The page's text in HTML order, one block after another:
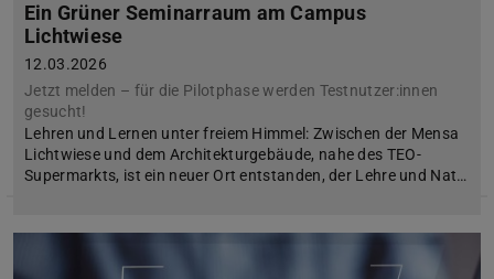
Ein Grüner Seminarraum am Campus
Lichtwiese
12.03.2026
Jetzt melden – für die Pilotphase werden Testnutzer:innen
gesucht!
Lehren und Lernen unter freiem Himmel: Zwischen der Mensa
Lichtwiese und dem Architekturgebäude, nahe des TEO-
Supermarkts, ist ein neuer Ort entstanden, der Lehre und Nat…